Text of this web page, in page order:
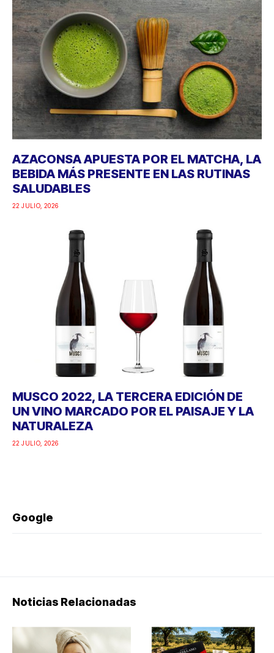
AZACONSA APUESTA POR EL MATCHA, LA
BEBIDA MÁS PRESENTE EN LAS RUTINAS
SALUDABLES
22 JULIO, 2026
MUSCO 2022, LA TERCERA EDICIÓN DE
UN VINO MARCADO POR EL PAISAJE Y LA
NATURALEZA
22 JULIO, 2026
Google
Noticias Relacionadas